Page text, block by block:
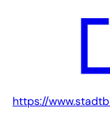
https://
(Öffnet